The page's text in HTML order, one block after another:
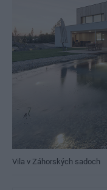
Vila v Záhorských sadoch